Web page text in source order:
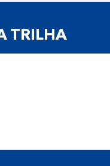
TRILHA